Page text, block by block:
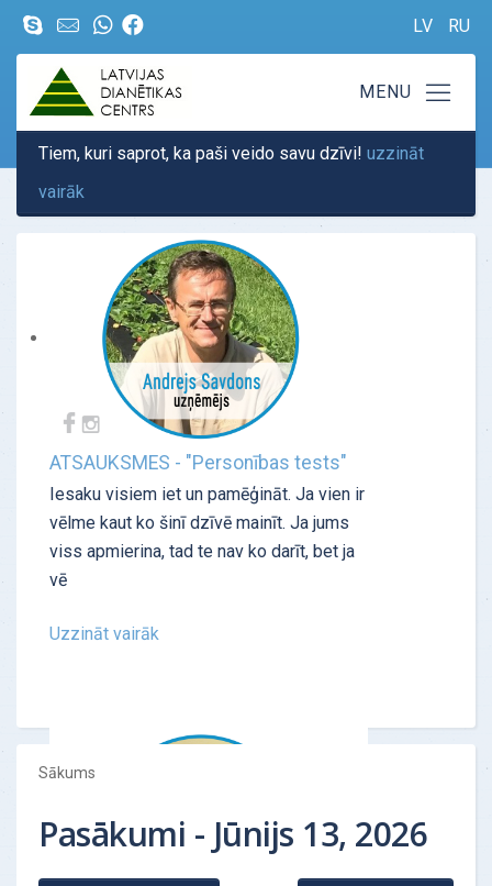
LV RU
Tiem, kuri saprot, ka paši veido savu dzīvi! uzzināt
vairāk
ATSAUKSMES - "Personības tests"
Iesaku visiem iet un pamēģināt. Ja vien ir
vēlme kaut ko šinī dzīvē mainīt. Ja jums
viss apmierina, tad te nav ko darīt, bet ja
vē
Uzzināt vairāk
Sākums
Pasākumi - Jūnijs 13, 2026